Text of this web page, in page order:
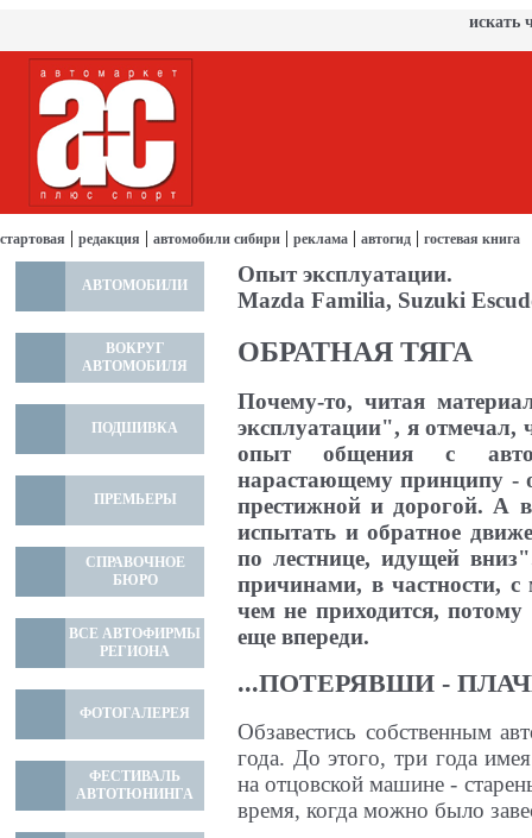
искать
стартовая | редакция | автомобили сибири | реклама | автогид | гостевая книга
АВТОМОБИЛИ
ВОКРУГ
АВТОМОБИЛЯ
ПОДШИВКА
ПРЕМЬЕРЫ
СПРАВОЧНОЕ
БЮРО
ВСЕ АВТОФИРМЫ
РЕГИОНА
ФОТОГАЛЕРЕЯ
ФЕСТИВАЛЬ
АВТОТЮНИНГА
Опыт эксплуатации.
Mazda Familia, Suzuki
ОБРАТНАЯ ТЯГА
Почему-то, читая
эксплуатации", я отмечал,
опыт общения с
нарастающему принципу -
престижной и дорогой. А
испытать и обратное
по лестнице, идущей
причинами, в частности,
чем не приходится,
еще впереди.
...ПОТЕРЯВШИ -
Обзавестись собственным
года. До этого, три года
на отцовской машине -
время, когда можно было